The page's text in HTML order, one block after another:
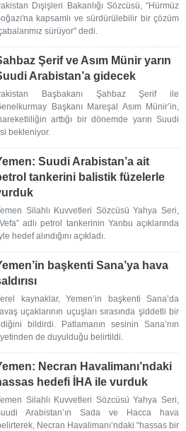
Dışişleri Bakanlığı Sözcüsü, “Hürmüz
kapsamlı ve sürdürülebilir bir çözüm
sürüyor" dedi.
Şerif ve Asım Münir yarın
Arabistan’a gidecek
Başbakanı Şahbaz Şerif ile
Başkanı Mareşal Asım Münir’in,
arttığı bir dönemde yarın Suudi
bekleniyor.
Suudi Arabistan’a ait
tankerini balistik füzelerle
Silahlı Kuvvetleri Sözcüsü Yahya Seri,
adlı petrol tankerinin Yanbu açıklarında
hedef alındığını açıkladı.
başkenti Sana’ya hava
kaynaklar, Yemen’in başkenti Sana’da
uçaklarının uçuşları sırasında şiddetli bir
bildirdi. Patlamanın sesinin Sana’nın
de duyulduğu belirtildi.
Necran Havalimanı’ndaki
hedefi İHA ile vurduk
Silahlı Kuvvetleri Sözcüsü Yahya Seri,
Arabistan’ın Sada ve Hacca hava
Necran Havalimanı’ndaki “hassas bir